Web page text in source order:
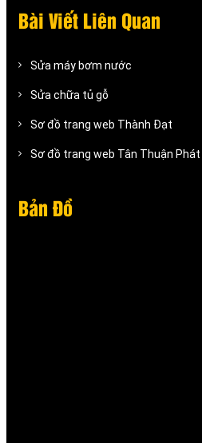
Bài Viết Liên Quan
Sửa máy bơm nước
Sửa chữa tủ gỗ
Sơ đồ trang web Thành Đạt
Sơ đồ trang web Tân Thuận Phát
Bản Đồ